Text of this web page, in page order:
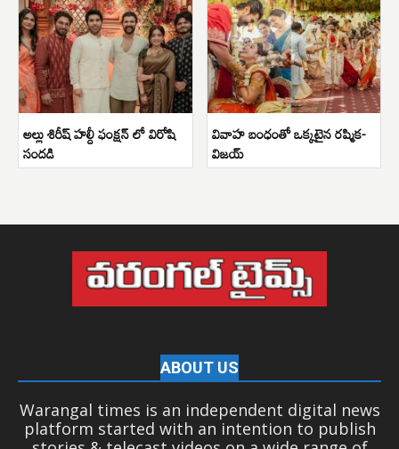
అల్లు శిరీష్ హల్దీ ఫంక్షన్ లో విరోషి
సందడి
వివాహ బంధంతో ఒక్కటైన రష్మిక-
విజయ్
ABOUT US
Warangal times is an independent digital news
platform started with an intention to publish